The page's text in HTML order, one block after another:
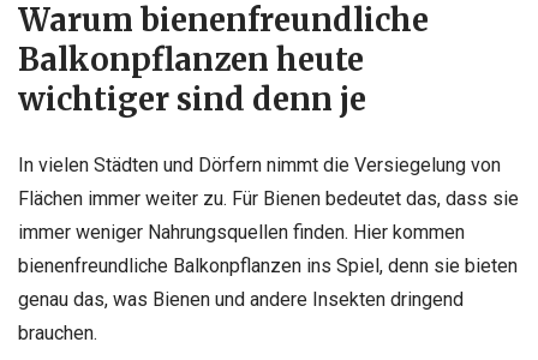
Warum bienenfreundliche
Balkonpflanzen heute
wichtiger sind denn je
In vielen Städten und Dörfern nimmt die Versiegelung von
Flächen immer weiter zu. Für Bienen bedeutet das, dass sie
immer weniger Nahrungsquellen finden. Hier kommen
bienenfreundliche Balkonpflanzen ins Spiel, denn sie bieten
genau das, was Bienen und andere Insekten dringend
brauchen.